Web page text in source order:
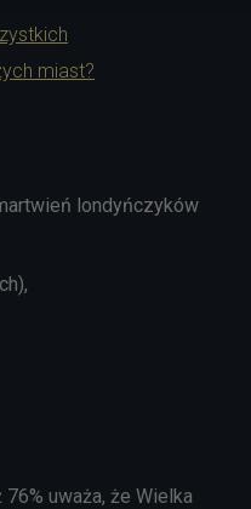
miast?
londyńczyków
uważa, że Wielka